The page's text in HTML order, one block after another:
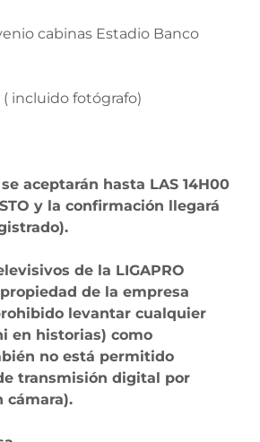
cabinas Estadio Banco
( incluido fotógrafo)
aceptarán hasta LAS 14H00
y la confirmación llegará
de la LIGAPRO
de la empresa
levantar cualquier
en historias) como
no está permitido
transmisión digital por
cámara).